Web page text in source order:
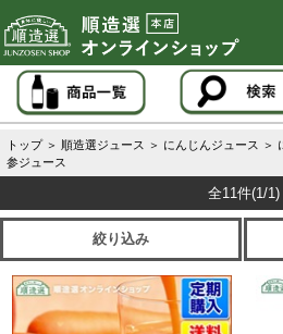
トップ ＞ 順造選ジュース ＞ にんじんジュース ＞
参ジュース
全11件(1/1)
絞り込み